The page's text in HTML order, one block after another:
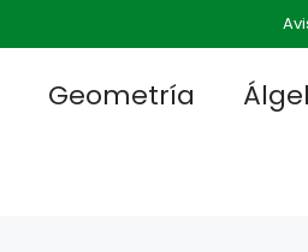
Geometría